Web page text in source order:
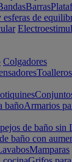
Barras
esferas de
Colgadores
Toalleros
bañoArmarios
de baño sin
baño con
Mamparas